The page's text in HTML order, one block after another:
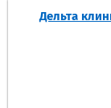
Дельта